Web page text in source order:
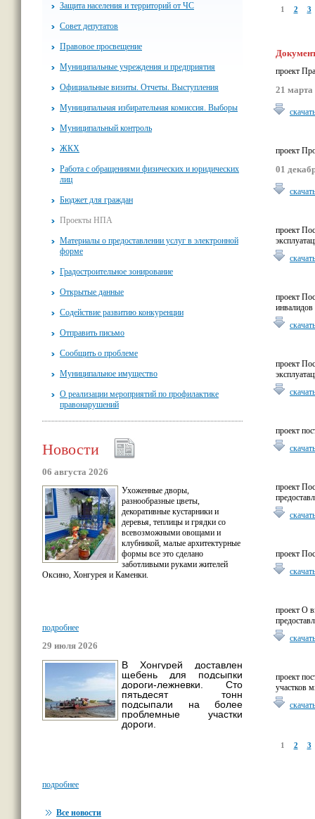
Защита населения и территорий от ЧС
Совет депутатов
Правовое просвещение
Муниципальные учреждения и предприятия
Официальные визиты. Отчеты. Выступления
Муниципальная избирательная комиссия. Выборы
Муниципальный контроль
ЖКХ
Работа с обращениями физических и юридических
лиц
Бюджет для граждан
Проекты НПА
Материалы о предоставлении услуг в электронной
форме
Градостроительное зонирование
Открытые данные
Содействие развитию конкуренции
Отправить письмо
Сообщить о проблеме
Муниципальное имущество
О реализации мероприятий по профилактике
правонарушений
Новости
06 августа 2026
Ухоженные дворы,
разнообразные цветы,
декоративные кустарники и
деревья, теплицы и грядки со
всевозможными овощами и
клубникой, малые архитектурные
формы все это сделано
заботливыми руками жителей
Оксино, Хонгурея и Каменки.
подробнее
29 июля 2026
В Хонгурей доставлен
щебень для подсыпки
дороги-лежневки. Сто
пятьдесят тонн
подсыпали на более
проблемные участки
дороги.
подробнее
Все новости
1 2 3
проект
21 марта
скачать
проект
01
скачать
проект
скачать
проект
инвалидов
скачать
проект
скачать
проект
скачать
проект
скачать
проект
скачать
проект О
скачать
проект
участков
скачать
1 2 3